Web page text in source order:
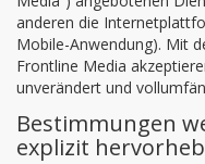
anderen die
Mobile-Anwendung). Mit
Frontline Media
unverändert und
Bestimmungen
explizit